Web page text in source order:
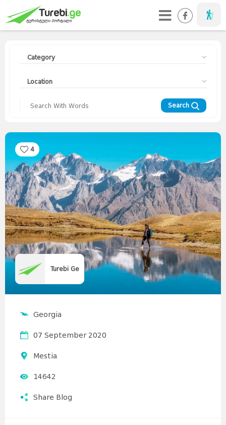
Taveller
Category
Travellers
Diary
Curorts
Georgia
News
Advices
World
Location
Search
4
Turebi Ge
Georgia
07 September 2020
Mestia
14642
Share Blog